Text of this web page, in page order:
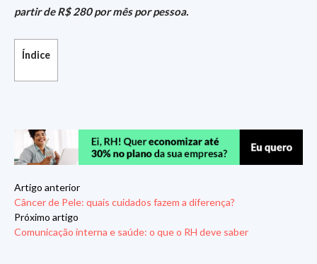
partir de R$ 280 por mês por pessoa.
Índice
Artigo anterior
Câncer de Pele: quais cuidados fazem a diferença?
Próximo artigo
Comunicação interna e saúde: o que o RH deve saber